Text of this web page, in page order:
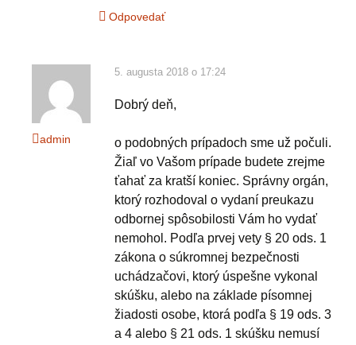
Odpovedať
admin
5. augusta 2018 o 17:24
Dobrý deň,
o podobných prípadoch sme už počuli.
Žiaľ vo Vašom prípade budete zrejme
ťahať za kratší koniec. Správny orgán,
ktorý rozhodoval o vydaní preukazu
odbornej spôsobilosti Vám ho vydať
nemohol. Podľa prvej vety § 20 ods. 1
zákona o súkromnej bezpečnosti
uchádzačovi, ktorý úspešne vykonal
skúšku, alebo na základe písomnej
žiadosti osobe, ktorá podľa § 19 ods. 3
a 4 alebo § 21 ods. 1 skúšku nemusí